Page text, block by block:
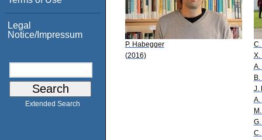
Legal
Notice/Impressum
Extended Search
P. Habegger
(2016)
X.
A.
J.
A.